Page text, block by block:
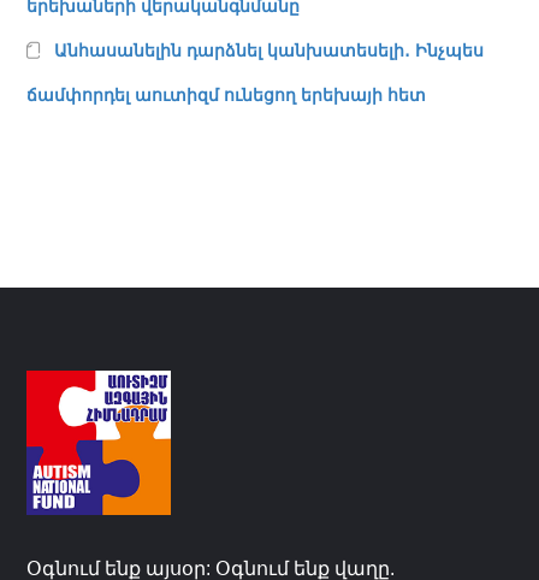
երեխաների վերականգնմանը
Անհասանելին դարձնել կանխատեսելի․ Ինչպես
ճամփորդել աուտիզմ ունեցող երեխայի հետ
Օգնում ենք այսօր: Օգնում ենք վաղը.